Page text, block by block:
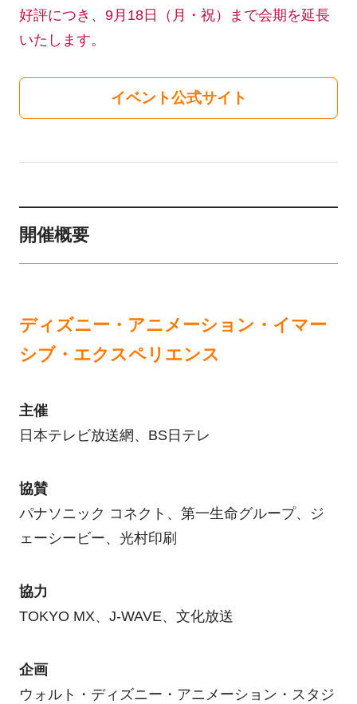
好評につき、9月18日（月・祝）まで会期を延長
いたします。
イベント公式サイト
開催概要
ディズニー・アニメーション・イマー
シブ・エクスペリエンス
主催
日本テレビ放送網、BS日テレ
協賛
パナソニック コネクト、第一生命グループ、ジ
ェーシービー、光村印刷
協力
TOKYO MX、J-WAVE、文化放送
企画
ウォルト・ディズニー・アニメーション・スタジ